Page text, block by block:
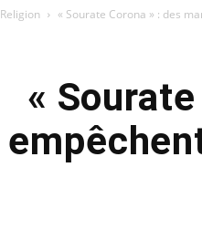
Religion « Sourate Corona » : des
«